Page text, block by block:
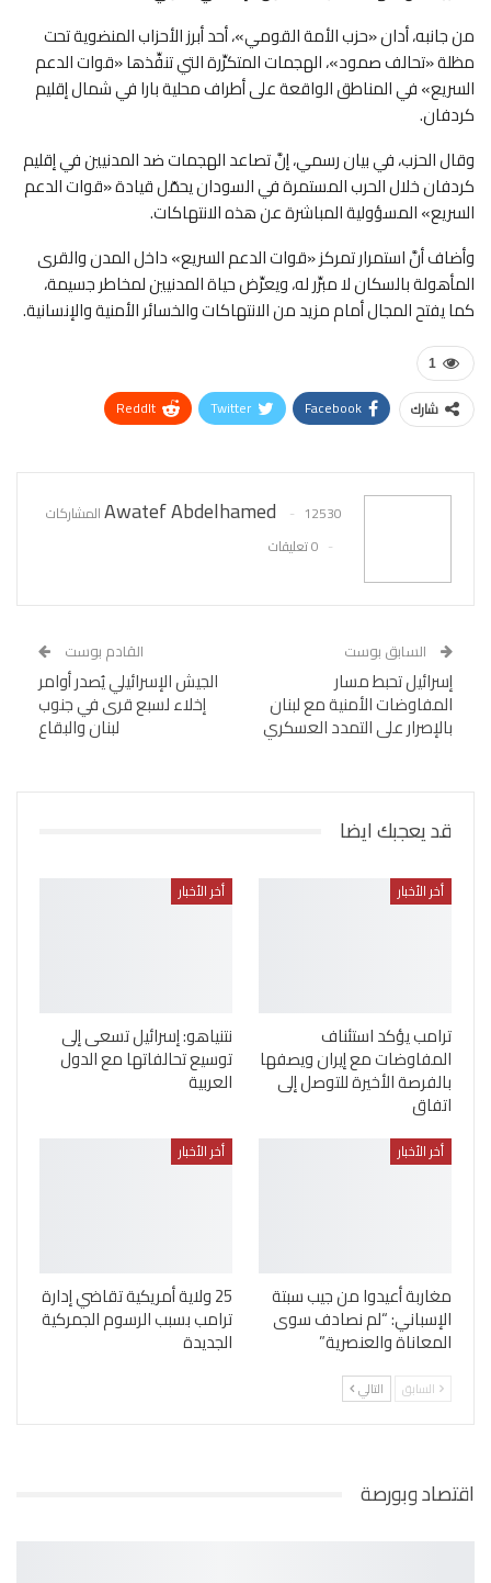
من جانبه، أدان «حزب الأمة القومي»، أحد أبرز الأحزاب المنضوية تحت
مظلة «تحالف صمود»، الهجمات المتكرِّرة التي تنفِّذها «قوات الدعم
السريع» في المناطق الواقعة على أطراف محلية بارا في شمال إقليم
كردفان.
وقال الحزب، في بيان رسمي، إنَّ تصاعد الهجمات ضد المدنيين في إقليم
كردفان خلال الحرب المستمرة في السودان يحمّل قيادة «قوات الدعم
السريع» المسؤولية المباشرة عن هذه الانتهاكات.
وأضاف أنَّ استمرار تمركز «قوات الدعم السريع» داخل المدن والقرى
المأهولة بالسكان لا مبرِّر له، ويعرِّض حياة المدنيين لمخاطر جسيمة،
كما يفتح المجال أمام مزيد من الانتهاكات والخسائر الأمنية والإنسانية.
1
شارك Facebook
Twitter
ReddIt
Awatef Abdelhamed
12530 المشاركات
0 تعليقات
السابق بوست
إسرائيل تحبط مسار
المفاوضات الأمنية مع لبنان
بالإصرار على التمدد العسكري
القادم بوست
الجيش الإسرائيلي يُصدر أوامر
إخلاء لسبع قرى في جنوب
لبنان والبقاع
قد يعجبك ايضا
أخر الأخبار
ترامب يؤكد استئناف
المفاوضات مع إيران ويصفها
بالفرصة الأخيرة للتوصل إلى
اتفاق
أخر الأخبار
نتنياهو: إسرائيل تسعى إلى
توسيع تحالفاتها مع الدول
العربية
أخر الأخبار
مغاربة أعيدوا من جيب سبتة
الإسباني: “لم نصادف سوى
المعاناة والعنصرية”
أخر الأخبار
25 ولاية أمريكية تقاضي إدارة
ترامب بسبب الرسوم الجمركية
الجديدة
السابق التالي
اقتصاد وبورصة